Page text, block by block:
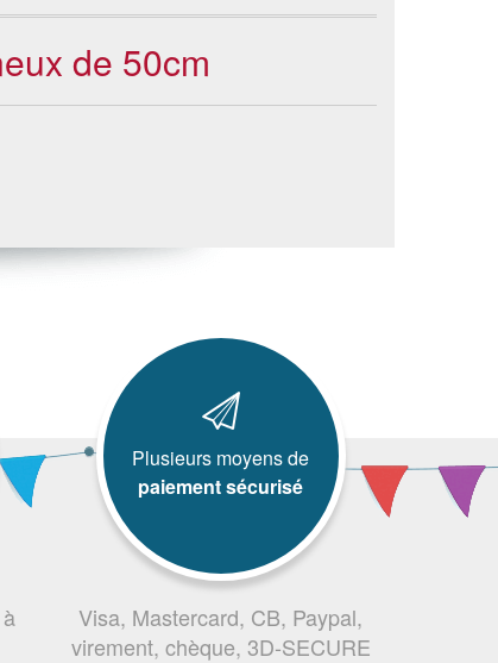
de 50cm
Plusieurs moyens de
paiement sécurisé
Visa, Mastercard, CB, Paypal,
virement, chèque, 3D-SECURE